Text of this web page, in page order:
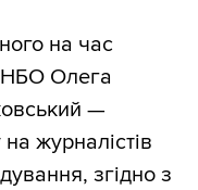
на час
Олега
—
журналістів
згідно з